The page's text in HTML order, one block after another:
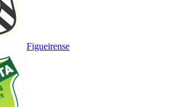
Figueirense